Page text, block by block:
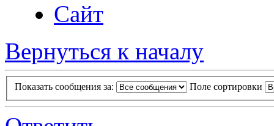
Сайт
Вернуться к началу
Показать сообщения за: Поле сортировки